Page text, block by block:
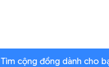
Tìm cộng đồng dành cho